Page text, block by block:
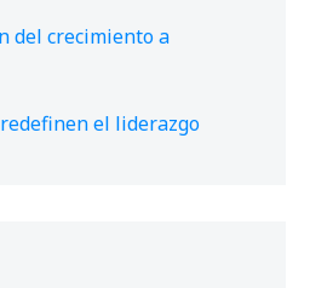
del crecimiento a
el liderazgo